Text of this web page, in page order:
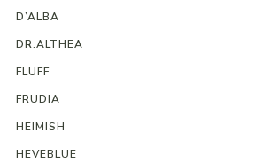
D’ALBA
DR.ALTHEA
FLUFF
FRUDIA
HEIMISH
HEVEBLUE